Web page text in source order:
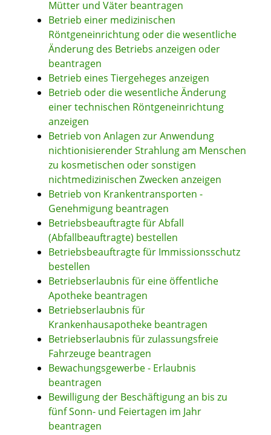
Mütter und Väter beantragen
Betrieb einer medizinischen
Röntgeneinrichtung oder die wesentliche
Änderung des Betriebs anzeigen oder
beantragen
Betrieb eines Tiergeheges anzeigen
Betrieb oder die wesentliche Änderung
einer technischen Röntgeneinrichtung
anzeigen
Betrieb von Anlagen zur Anwendung
nichtionisierender Strahlung am Menschen
zu kosmetischen oder sonstigen
nichtmedizinischen Zwecken anzeigen
Betrieb von Krankentransporten -
Genehmigung beantragen
Betriebsbeauftragte für Abfall
(Abfallbeauftragte) bestellen
Betriebsbeauftragte für Immissionsschutz
bestellen
Betriebserlaubnis für eine öffentliche
Apotheke beantragen
Betriebserlaubnis für
Krankenhausapotheke beantragen
Betriebserlaubnis für zulassungsfreie
Fahrzeuge beantragen
Bewachungsgewerbe - Erlaubnis
beantragen
Bewilligung der Beschäftigung an bis zu
fünf Sonn- und Feiertagen im Jahr
beantragen